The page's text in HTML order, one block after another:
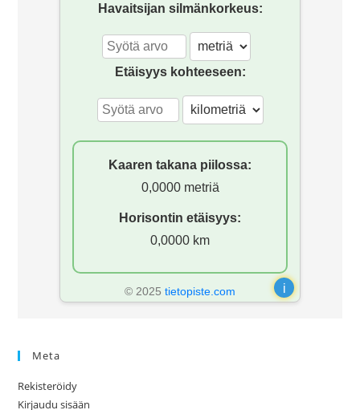
Havaitsijan silmänkorkeus:
Etäisyys kohteeseen:
Kaaren takana piilossa:
0,0000 metriä
Horisontin etäisyys:
0,0000 km
i
© 2025 tietopiste.com
Meta
Rekisteröidy
Kirjaudu sisään